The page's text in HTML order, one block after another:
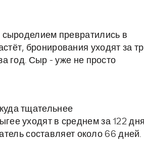
сыроделием превратились в
бронирования уходят за
год. Сыр - уже не просто
тщательнее
уходят в среднем за 122 дня
составляет около 66 дней.